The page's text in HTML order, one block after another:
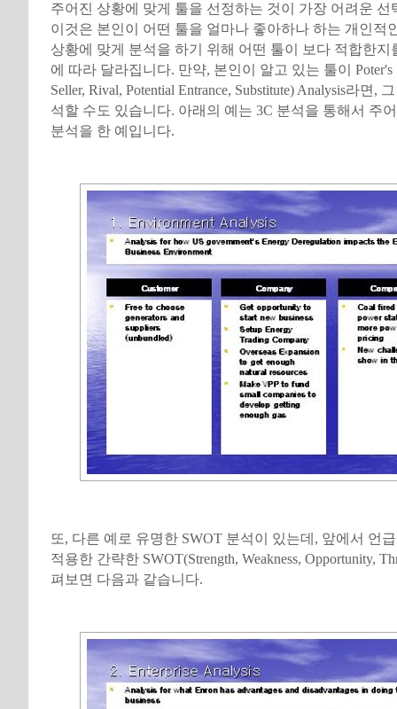
주어진 상황에 맞게 툴을 선정하는 것이 가장 어려운 선
이것은 본인이 어떤 툴을 얼마나 좋아하나 하는 개인적
상황에 맞게 분석을 하기 위해 어떤 툴이 보다 적합한지
에 따라 달라집니다. 만약, 본인이 알고 있는 툴이 Poter's
Seller, Rival, Potential Entrance, Substitute) Analysis라면,
석할 수도 있습니다. 아래의 예는 3C 분석을 통해서 주
분석을 한 예입니다.
또, 다른 예로 유명한 SWOT 분석이 있는데, 앞에서 언
적용한 간략한 SWOT(Strength, Weakness, Opportunity,
펴보면 다음과 같습니다.